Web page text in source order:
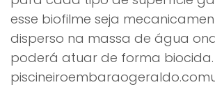
esse biofilme seja
disperso na massa de água
poderá atuar de forma biocida.